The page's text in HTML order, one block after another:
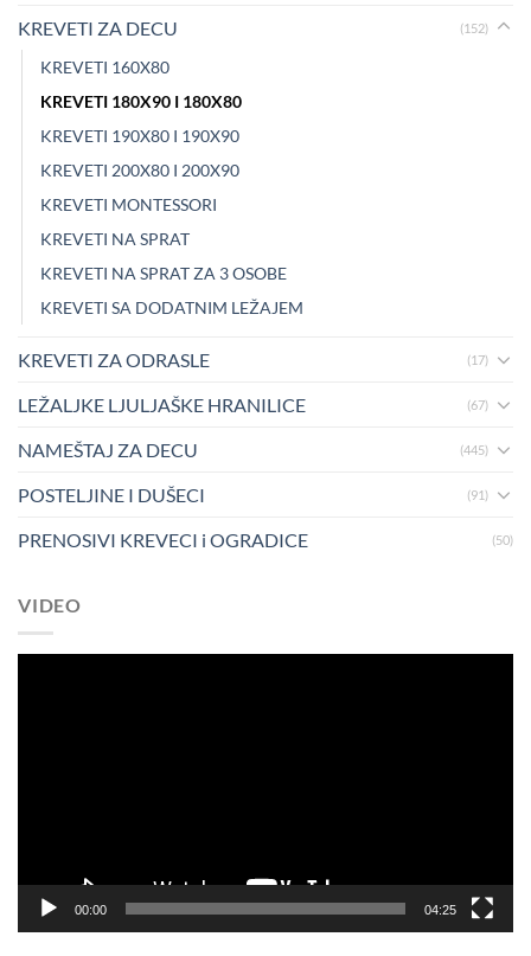
KREVETI ZA DECU (152)
KREVETI 160X80
KREVETI 180X90 I 180X80
KREVETI 190X80 I 190X90
KREVETI 200X80 I 200X90
KREVETI MONTESSORI
KREVETI NA SPRAT
KREVETI NA SPRAT ZA 3 OSOBE
KREVETI SA DODATNIM LEŽAJEM
KREVETI ZA ODRASLE (17)
LEŽALJKE LJULJAŠKE HRANILICE (67)
NAMEŠTAJ ZA DECU (445)
POSTELJINE I DUŠECI (91)
PRENOSIVI KREVECI i OGRADICE (50)
VIDEO
00:00 04:25